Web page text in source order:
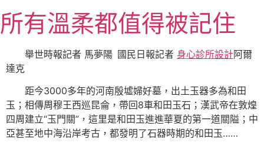
至
主
內
所有溫柔都值得被記住
舉世時報記者 馬夢陽 國民日報記者 身心診所設計阿爾
達克
距今3000多年的河南殷墟婦好墓，出土玉器多為和田
玉；相傳周穆王西巡昆侖，帶回8車和田玉石；漢武帝在敦煌
四周建立“玉門關”，這里是和田玉進進華夏的第一道關隘；中
亞甚至地中海沿岸考古，都發明了石器時期的和田玉……